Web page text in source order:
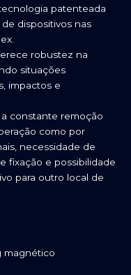
patenteada
dispositivos nas
robustez na
situações
impactos e
constante remoção
como por
necessidade de
fixação e possibilidade
para outro local de
magnético